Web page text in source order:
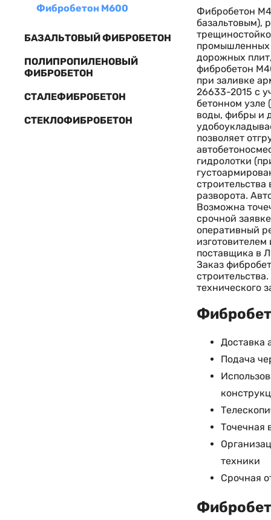
Фибробетон М600
БАЗАЛЬТОВЫЙ ФИБРОБЕТОН
ПОЛИПРОПИЛЕНОВЫЙ
ФИБРОБЕТОН
СТАЛЕФИБРОБЕТОН
СТЕКЛОФИБРОБЕТОН
Фибробетон
базальтовым),
промышленных
дорожных
фибробетон
при заливке
26633-2015 с
бетонном узле
воды, фибры и
позволяет
гидролотки
разворота.
Возможна
срочной
оперативный
поставщика в
Заказ
технического
Доставка
Подача
Точечная
техники
Срочная